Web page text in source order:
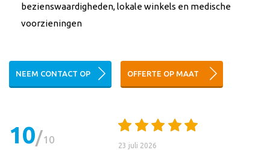
bezienswaardigheden, lokale winkels en medische
voorzieningen
NEEM CONTACT OP OFFERTE OP MAAT
10 10
23 juli 2026